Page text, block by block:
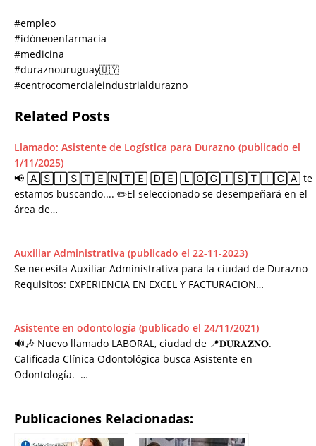
#empleo
#idóneoenfarmacia
#medicina
#duraznouruguay🇺🇾
#centrocomercialeindustrialdurazno
Related Posts
Llamado: Asistente de Logística para Durazno (publicado el
1/11/2025)
📢 🄰🅂🄸🅂🅃🄴🄽🅃🄴 🄳🄴 🄻🄾🄶🄸🅂🅃🄸🄲🄰 te
estamos buscando.... ✏️El seleccionado se desempeñará en el
área de…
Auxiliar Administrativa (publicado el 22-11-2023)
Se necesita Auxiliar Administrativa para la ciudad de Durazno
Requisitos: EXPERIENCIA EN EXCEL Y FACTURACION…
Asistente en odontología (publicado el 24/11/2021)
🔊🎶 Nuevo llamado LABORAL, ciudad de 📍𝐃𝐔𝐑𝐀𝐙𝐍𝐎.
Calificada Clínica Odontológica busca Asistente en
Odontología. …
Publicaciones Relacionadas: